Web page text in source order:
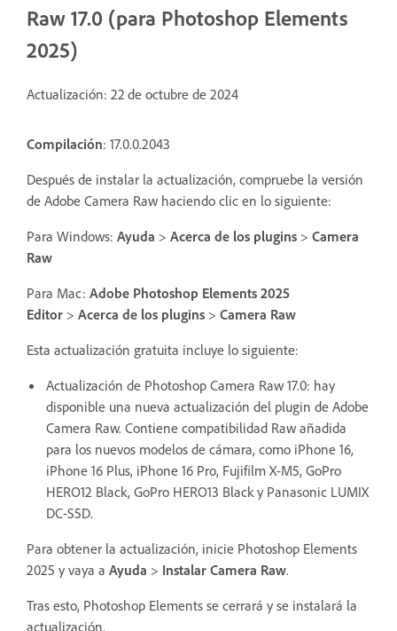
Raw 17.0 (para Photoshop Elements
2025)
Actualización: 22 de octubre de 2024
Compilación: 17.0.0.2043
Después de instalar la actualización, compruebe la versión
de Adobe Camera Raw haciendo clic en lo siguiente:
Para Windows: Ayuda > Acerca de los plugins > Camera
Raw
Para Mac: Adobe Photoshop Elements 2025
Editor > Acerca de los plugins > Camera Raw
Esta actualización gratuita incluye lo siguiente:
Actualización de Photoshop Camera Raw 17.0: hay
disponible una nueva actualización del plugin de Adobe
Camera Raw. Contiene compatibilidad Raw añadida
para los nuevos modelos de cámara, como iPhone 16,
iPhone 16 Plus, iPhone 16 Pro, Fujifilm X-M5, GoPro
HERO12 Black, GoPro HERO13 Black y Panasonic LUMIX
DC-S5D.
Para obtener la actualización, inicie Photoshop Elements
2025 y vaya a Ayuda > Instalar Camera Raw.
Tras esto, Photoshop Elements se cerrará y se instalará la
actualización.